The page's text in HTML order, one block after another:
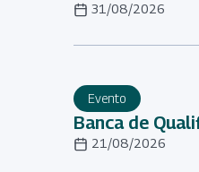
31/08/2026
Evento
Banca de
21/08/2026